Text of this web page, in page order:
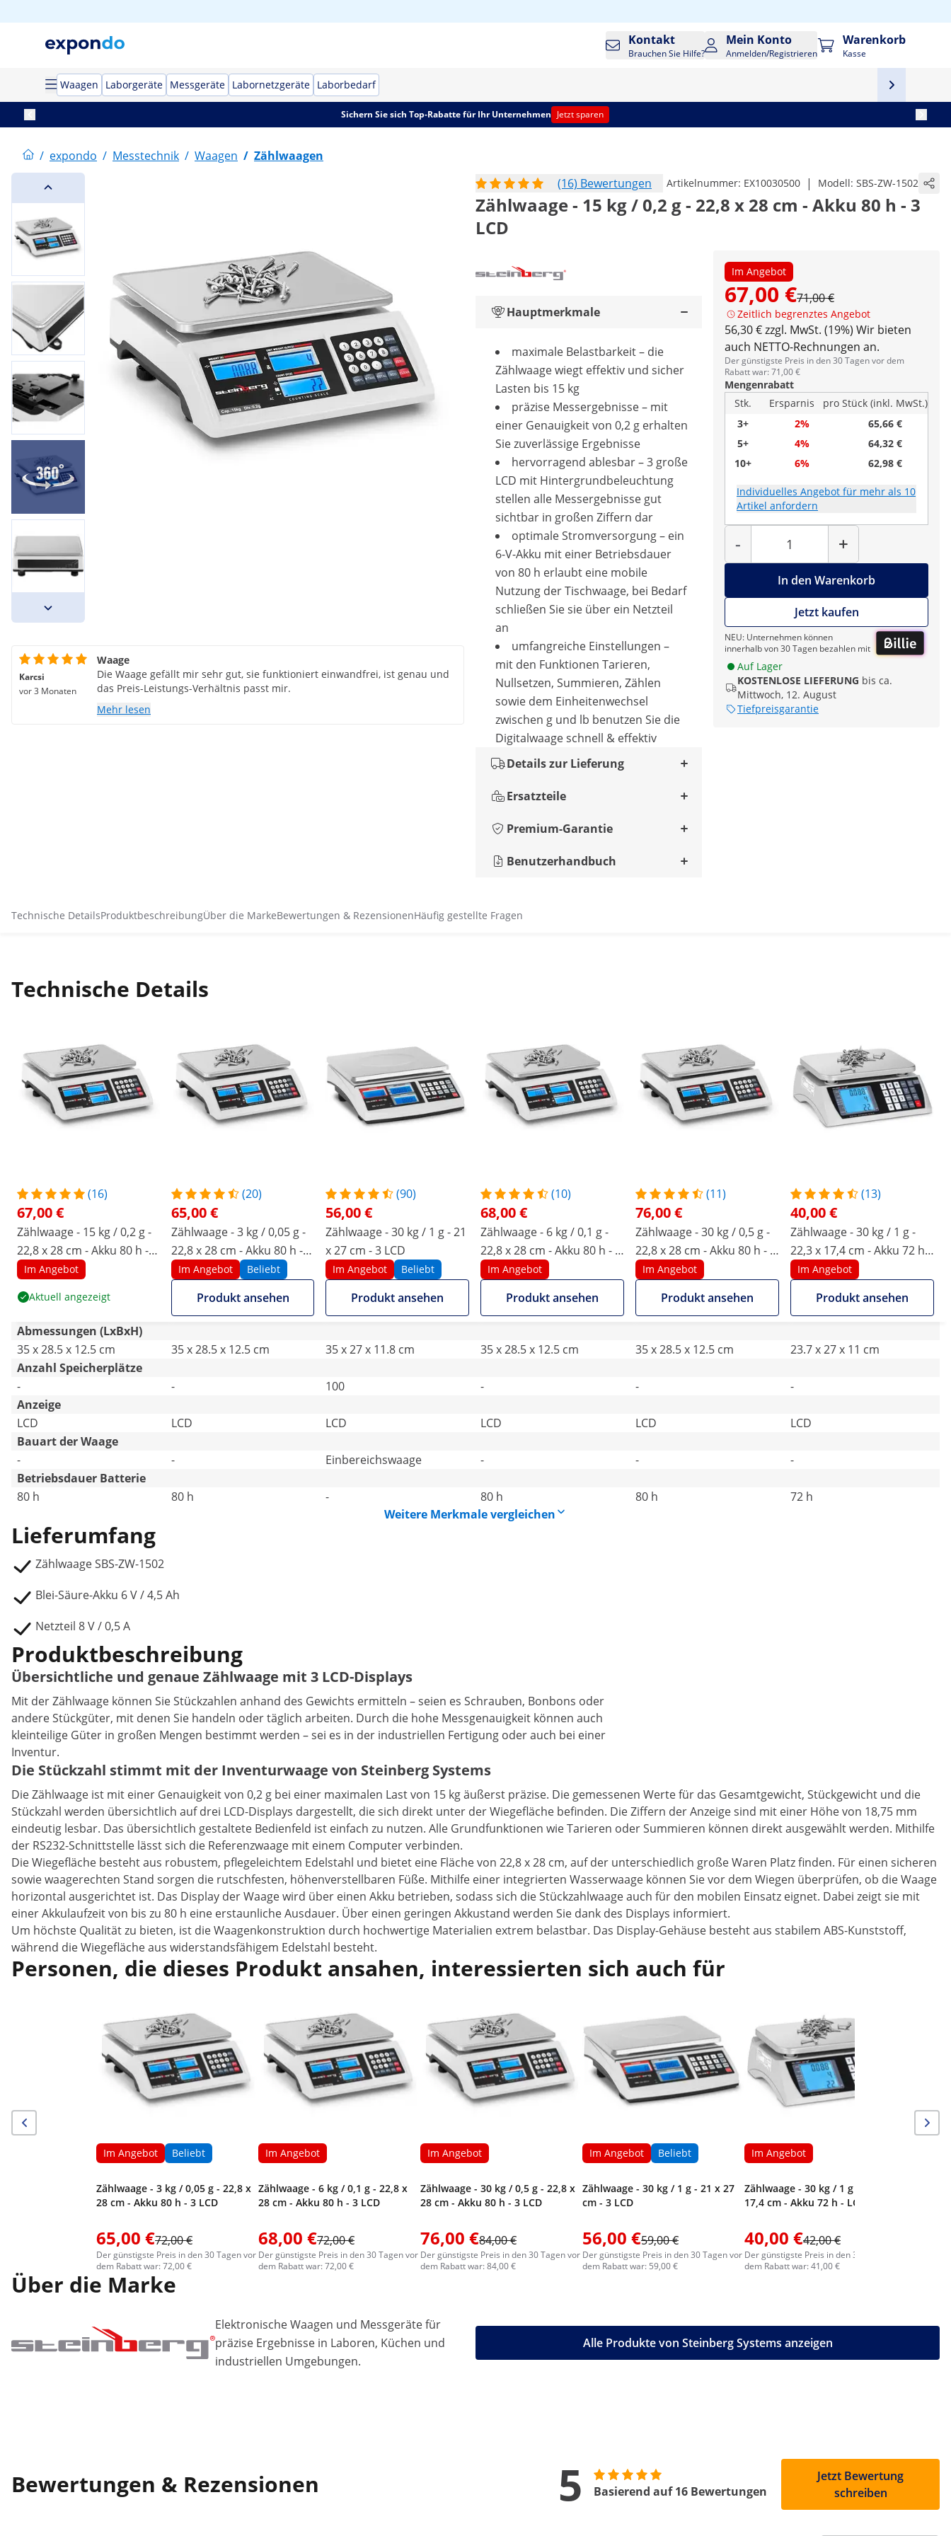
Kontakt
Brauchen Sie Hilfe?
Mein Konto
Anmelden/Registrieren
Warenkorb
Kasse
Waagen Laborgeräte Messgeräte Labornetzgeräte Laborbedarf
Sichern Sie sich Top-Rabatte für Ihr Unternehmen Jetzt sparen
/ expondo / Messtechnik / Waagen / Zählwaagen
(16) Bewertungen
Artikelnummer: EX10030500 | Modell: SBS-ZW-1502
Zählwaage - 15 kg / 0,2 g - 22,8 x 28 cm - Akku 80 h - 3
LCD
Im Angebot
67,00 €71,00 €
Zeitlich begrenztes Angebot
56,30 € zzgl. MwSt. (19%) Wir bieten
auch NETTO-Rechnungen an.
Der günstigste Preis in den 30 Tagen vor dem
Rabatt war: 71,00 €
Mengenrabatt
Stk.
Ersparnis
pro Stück (inkl. MwSt.)
3+
2%
65,66 €
5+
4%
64,32 €
10+
6% 62,98 €
Individuelles Angebot für mehr als 10
Artikel anfordern
-
Menge
+
In den Warenkorb
Jetzt kaufen
NEU: Unternehmen können
innerhalb von 30 Tagen bezahlen mit
Auf Lager
KOSTENLOSE LIEFERUNG bis ca.
Mittwoch, 12. August
Tiefpreisgarantie
Hauptmerkmale
maximale Belastbarkeit – die
Zählwaage wiegt effektiv und sicher
Lasten bis 15 kg
präzise Messergebnisse – mit
einer Genauigkeit von 0,2 g erhalten
Sie zuverlässige Ergebnisse
hervorragend ablesbar – 3 große
LCD mit Hintergrundbeleuchtung
stellen alle Messergebnisse gut
sichtbar in großen Ziffern dar
optimale Stromversorgung – ein
6-V-Akku mit einer Betriebsdauer
von 80 h erlaubt eine mobile
Nutzung der Tischwaage, bei Bedarf
schließen Sie sie über ein Netzteil
an
umfangreiche Einstellungen –
mit den Funktionen Tarieren,
Nullsetzen, Summieren, Zählen
sowie dem Einheitenwechsel
zwischen g und lb benutzen Sie die
Digitalwaage schnell & effektiv
Details zur Lieferung
Ersatzteile
Premium-Garantie
Benutzerhandbuch
Karcsi
vor 3 Monaten
Waage
Die Waage gefällt mir sehr gut, sie funktioniert einwandfrei, ist genau und
das Preis-Leistungs-Verhältnis passt mir.
Mehr lesen
Technische DetailsProduktbeschreibungÜber die MarkeBewertungen & RezensionenHäufig gestellte Fragen
Technische Details
(16)
67,00 €
Zählwaage - 15 kg / 0,2 g -
22,8 x 28 cm - Akku 80 h - 3
LCD
Im Angebot
Aktuell angezeigt
(20)
65,00 €
Zählwaage - 3 kg / 0,05 g -
22,8 x 28 cm - Akku 80 h - 3
LCD
Im Angebot Beliebt
Produkt ansehen
(90)
56,00 €
Zählwaage - 30 kg / 1 g - 21
x 27 cm - 3 LCD
Im Angebot Beliebt
Produkt ansehen
(10)
68,00 €
Zählwaage - 6 kg / 0,1 g -
22,8 x 28 cm - Akku 80 h - 3
LCD
Im Angebot
Produkt ansehen
(11)
76,00 €
Zählwaage - 30 kg / 0,5 g -
22,8 x 28 cm - Akku 80 h - 3
LCD
Im Angebot
Produkt ansehen
(13)
40,00 €
Zählwaage - 30 kg / 1 g -
22,3 x 17,4 cm - Akku 72 h -
LCD
Im Angebot
Produkt ansehen
Abmessungen (LxBxH)
35 x 28.5 x 12.5 cm
35 x 28.5 x 12.5 cm 35 x 27 x 11.8 cm 35 x 28.5 x 12.5 cm 35 x 28.5 x 12.5 cm
23.7 x 27 x 11 cm
Anzahl Speicherplätze
-
- 100 - -
-
Anzeige
LCD
LCD LCD LCD LCD
LCD
Bauart der Waage
-
- Einbereichswaage - -
-
Betriebsdauer Batterie
80 h
80 h - 80 h 80 h
72 h
Weitere Merkmale vergleichen
Lieferumfang
Zählwaage SBS-ZW-1502
Blei-Säure-Akku 6 V / 4,5 Ah
Netzteil 8 V / 0,5 A
Produktbeschreibung
Übersichtliche und genaue Zählwaage mit 3 LCD-Displays
Mit der Zählwaage können Sie Stückzahlen anhand des Gewichts ermitteln – seien es Schrauben, Bonbons oder
andere Stückgüter, mit denen Sie handeln oder täglich arbeiten. Durch die hohe Messgenauigkeit können auch
kleinteilige Güter in großen Mengen bestimmt werden – sei es in der industriellen Fertigung oder auch bei einer
Inventur.
Die Stückzahl stimmt mit der Inventurwaage von Steinberg Systems
Die Zählwaage ist mit einer Genauigkeit von 0,2 g bei einer maximalen Last von 15 kg äußerst präzise. Die gemessenen Werte für das Gesamtgewicht, Stückgewicht und die
Stückzahl werden übersichtlich auf drei LCD-Displays dargestellt, die sich direkt unter der Wiegefläche befinden. Die Ziffern der Anzeige sind mit einer Höhe von 18,75 mm
eindeutig lesbar. Das übersichtlich gestaltete Bedienfeld ist einfach zu nutzen. Alle Grundfunktionen wie Tarieren oder Summieren können direkt ausgewählt werden. Mithilfe
der RS232-Schnittstelle lässt sich die Referenzwaage mit einem Computer verbinden.
Die Wiegefläche besteht aus robustem, pflegeleichtem Edelstahl und bietet eine Fläche von 22,8 x 28 cm, auf der unterschiedlich große Waren Platz finden. Für einen sicheren
sowie waagerechten Stand sorgen die rutschfesten, höhenverstellbaren Füße. Mithilfe einer integrierten Wasserwaage können Sie vor dem Wiegen überprüfen, ob die Waage
horizontal ausgerichtet ist. Das Display der Waage wird über einen Akku betrieben, sodass sich die Stückzahlwaage auch für den mobilen Einsatz eignet. Dabei zeigt sie mit
einer Akkulaufzeit von bis zu 80 h eine erstaunliche Ausdauer. Über einen geringen Akkustand werden Sie dank des Displays informiert.
Um höchste Qualität zu bieten, ist die Waagenkonstruktion durch hochwertige Materialien extrem belastbar. Das Display-Gehäuse besteht aus stabilem ABS-Kunststoff,
während die Wiegefläche aus widerstandsfähigem Edelstahl besteht.
Personen, die dieses Produkt ansahen, interessierten sich auch für
Im Angebot Beliebt
Zählwaage - 3 kg / 0,05 g - 22,8 x
28 cm - Akku 80 h - 3 LCD
65,00 €72,00 €
Der günstigste Preis in den 30 Tagen vor
dem Rabatt war: 72,00 €
Im Angebot
Zählwaage - 6 kg / 0,1 g - 22,8 x
28 cm - Akku 80 h - 3 LCD
68,00 €72,00 €
Der günstigste Preis in den 30 Tagen vor
dem Rabatt war: 72,00 €
Im Angebot
Zählwaage - 30 kg / 0,5 g - 22,8 x
28 cm - Akku 80 h - 3 LCD
76,00 €84,00 €
Der günstigste Preis in den 30 Tagen vor
dem Rabatt war: 84,00 €
Im Angebot Beliebt
Zählwaage - 30 kg / 1 g - 21 x 27
cm - 3 LCD
56,00 €59,00 €
Der günstigste Preis in den 30 Tagen vor
dem Rabatt war: 59,00 €
Im Angebot
Zählwaage - 30 kg / 1 g - 22,3 x
17,4 cm - Akku 72 h - LCD
40,00 €42,00 €
Der günstigste Preis in den 30 Tagen vor
dem Rabatt war: 41,00 €
Über die Marke
Elektronische Waagen und Messgeräte für
präzise Ergebnisse in Laboren, Küchen und
industriellen Umgebungen.
Alle Produkte von Steinberg Systems anzeigen
Bewertungen & Rezensionen 5 Basierend auf 16 Bewertungen
Jetzt Bewertung
schreiben